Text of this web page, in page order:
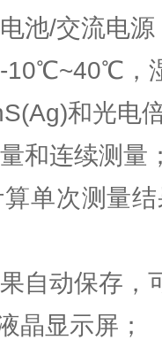
池/交流电源
10℃~40℃，
和光电
和连续测量
单次测量
自动保存，
晶显示屏；